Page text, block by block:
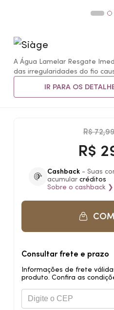
A Água Lamelar Resgate
das irregularidades do fio
IR PARA OS
R$
R$
Cashback - Suas
acumular créditos
Sobre o cashback ❯
Consultar frete e prazo
Informações de frete
produto. Confira as